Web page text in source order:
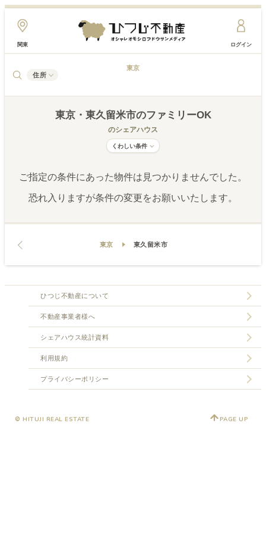
関東 ログイン
住所
東京
東京・東久留米市のファミリーOK
のシェアハウス
くわしい条件
ご指定の条件にあった物件は見つかりませんでした。
恐れ入りますが条件の変更をお願いいたします。
東京 東久留米市
ひつじ不動産について
不動産事業者様へ
シェアハウス統計資料
利用規約
プライバシーポリシー
© HITUJI REAL ESTATE PAGE UP